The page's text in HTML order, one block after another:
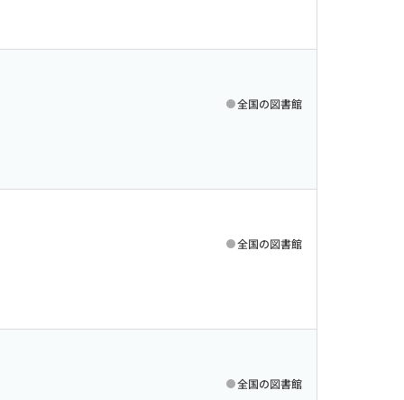
全国の図書館
全国の図書館
全国の図書館